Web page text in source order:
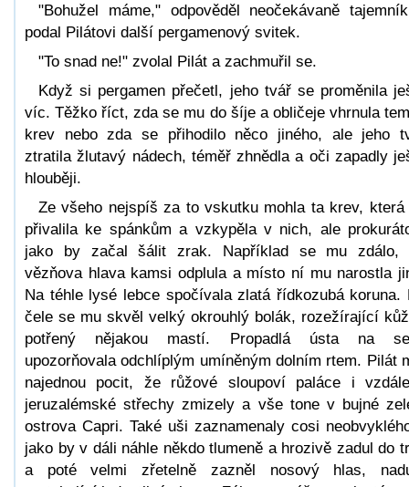
"Bohužel máme," odpověděl neočekávaně
podal Pilátovi další pergamenový svitek.
"To snad ne!" zvolal Pilát a zachmuřil se.
Když si pergamen přečetl, jeho tvář se proměnila
víc. Těžko říct, zda se mu do šíje a obličeje vhrnula
krev nebo zda se přihodilo něco jiného, ale jeho
ztratila žlutavý nádech, téměř zhnědla a oči zapadly
hlouběji.
Ze všeho nejspíš za to vskutku mohla ta krev, která
přivalila ke spánkům a vzkypěla v nich, ale
jako by začal šálit zrak. Například se mu zdálo,
vězňova hlava kamsi odplula a místo ní mu narostla
Na téhle lysé lebce spočívala zlatá řídkozubá koruna.
čele se mu skvěl velký okrouhlý bolák, rozežírající
potřený nějakou mastí. Propadlá ústa na
upozorňovala odchlíplým umíněným dolním rtem. Pilát
najednou pocit, že růžové sloupoví paláce i
jeruzalémské střechy zmizely a vše tone v bujné
ostrova Capri. Také uši zaznamenaly cosi
jako by v dáli náhle někdo tlumeně a hrozivě zadul do
a poté velmi zřetelně zazněl nosový hlas,